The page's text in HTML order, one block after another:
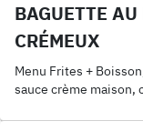
BAGUETTE AU
CRÉMEUX
Menu Frites +
sauce crème maison,